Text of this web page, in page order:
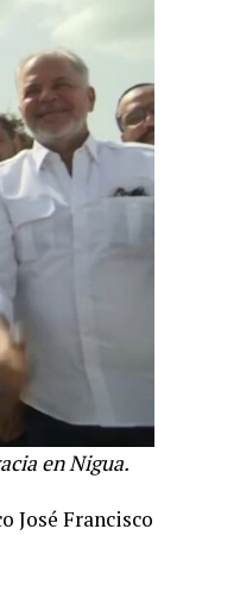
en Nigua.
José Francisco